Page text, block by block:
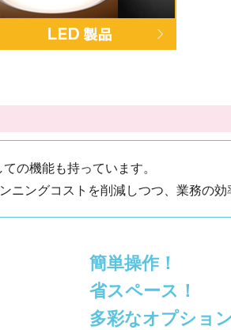
の機能も持っています。
ングコストを削減しつつ、業務の効
簡単操作！
省スペース！
多彩なオプション